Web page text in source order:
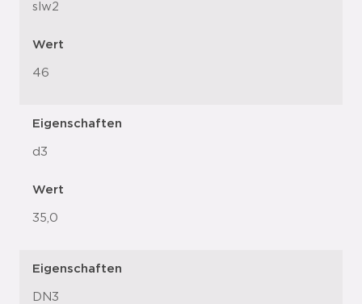
slw2
Wert
46
Eigenschaften
d3
Wert
35,0
Eigenschaften
DN3